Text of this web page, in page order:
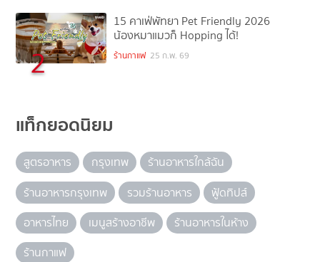
2
15 คาเฟ่พัทยา Pet Friendly 2026
น้องหมาแมวก็ Hopping ได้!
ร้านกาแฟ 25 ก.พ. 69
แท็กยอดนิยม
สูตรอาหาร กรุงเทพ
ร้านอาหารใกล้ฉัน
ร้านอาหารกรุงเทพ
รวมร้านอาหาร
ฟู้ดทิปส์
อาหารไทย
เมนูสร้างอาชีพ
ร้านอาหารในห้าง
ร้านกาแฟ